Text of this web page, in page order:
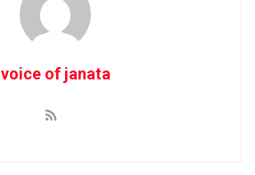
voice of janata